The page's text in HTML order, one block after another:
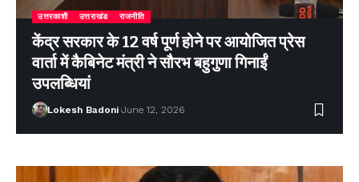
उत्तरकाशी उत्तराखंड राजनीति
केंद्र सरकार के 12 वर्ष पूर्ण होने पर आयोजित प्रेस
वार्ता में कैबिनेट मंत्री ने सौरभ बहुगुणा गिनाईं
उपलब्धियां
Lokesh Badoni June 12, 2026